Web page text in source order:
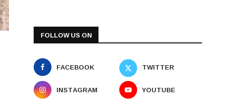
FOLLOW US ON
FACEBOOK
TWITTER
INSTAGRAM
YOUTUBE